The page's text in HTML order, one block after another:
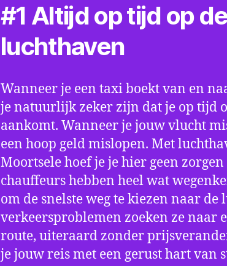
#1 Altijd op tijd op de
luchthaven
Wanneer je een taxi boekt van en
je natuurlijk zeker zijn dat je op tijd
aankomt. Wanneer je jouw vlucht
een hoop geld mislopen. Met
Moortsele hoef je je hier geen
chauffeurs hebben heel wat
om de snelste weg te kiezen naar
verkeersproblemen zoeken ze naar
route, uiteraard zonder
je jouw reis met een gerust hart van